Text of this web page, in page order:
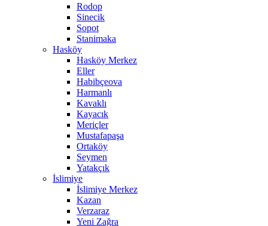
Rodop
Sinecik
Sopot
Stanimaka
Hasköy
Hasköy Merkez
Eller
Habibçeova
Harmanlı
Kavaklı
Kayacık
Meriçler
Mustafapaşa
Ortaköy
Seymen
Yatakçık
İslimiye
İslimiye Merkez
Kazan
Verzaraz
Yeni Zağra